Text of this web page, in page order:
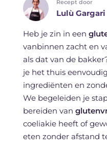
Recept door
Lulù Gargari
Heb je zin in een
vanbinnen zacht en
als dat van de
je het thuis
ingrediënten en
We begeleiden je
bereiden van
coeliakie heeft of
eten zonder afstand